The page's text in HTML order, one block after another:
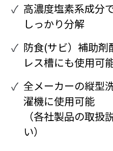
高濃度塩素系成分
しっかり分解
防食(サビ）補助剤
レス槽にも使用可
全メーカーの縦型
濯機に使用可能
（各社製品の取扱
い）